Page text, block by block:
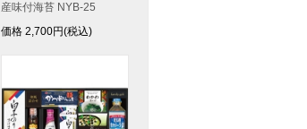
産味付海苔 NYB-25
価格 2,700円(税込)